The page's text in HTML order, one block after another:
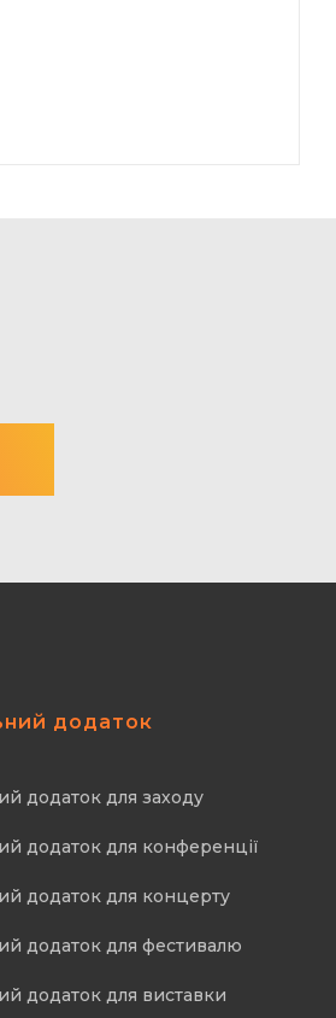
додаток
додаток для заходу
додаток для конференції
додаток для концерту
додаток для фестивалю
додаток для виставки